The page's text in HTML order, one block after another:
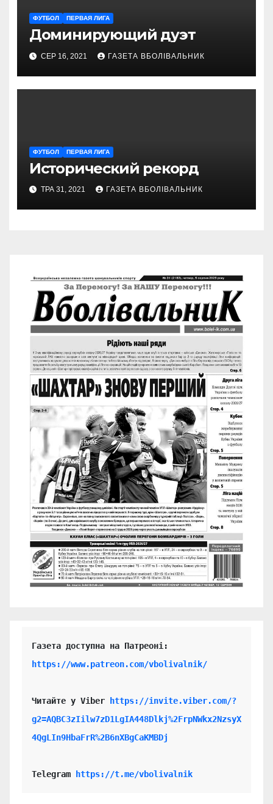
ФУТБОЛ ПЕРВАЯ ЛИГА
Доминирующий дуэт
СЕР 16, 2021 ГАЗЕТА ВБОЛІВАЛЬНИК
ФУТБОЛ ПЕРВАЯ ЛИГА
Исторический рекорд
ТРА 31, 2021 ГАЗЕТА ВБОЛІВАЛЬНИК
https://www.patreon.com/vbolivalnik/
Читайте у Viber
https://invite.viber.com/?
g2=AQBC3zIilw7zD1LgIA448Dlkj%2FrpNWkx2NzsyX
4QgLIn9HbaFrR%2B6nXBgCaKMBDj
Telegram https://t.me/vbolivalnik